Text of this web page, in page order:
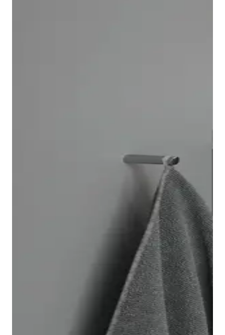
Il vaso sospeso Architec è facile e veloce da installare
grazie al sistema di fissaggio Durafix, che dopo il
montaggio risulta completamente invisibile. Come
optional è possibile dotare il vaso della tecnologia di
®. Inoltre è disponibile
anche un bidet Architec abbinato.
Nella serie Architec troveretesedili adatti a ogni vaso.
Potrete decidere se il sedile debba essere dotato o
meno di chiusura rallentata. Il vantaggio della
chiusura rallentata: basta un leggero tocco e il sedile